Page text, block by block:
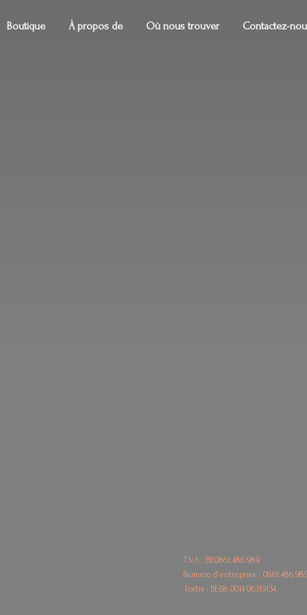
Boutique À propos de Où nous trouver Contactez-
T.V.A : BE0861.486.989
Numéro d'entreprise :
Fortis : BE68 0014 06319134.